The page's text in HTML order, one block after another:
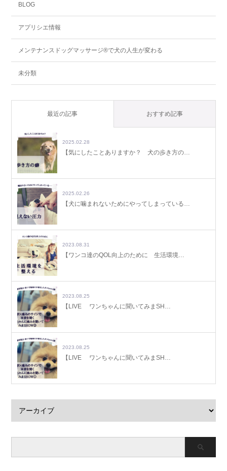
BLOG
アプリシエ情報
メンテナンスドッグマッサージ®で犬の人生が変わる
未分類
最近の記事 おすすめ記事
2025.02.28
【気にしたことありますか？ 犬の歩き方の…
2025.02.26
【犬に噛まれないためにやってしまっている…
2023.08.31
【ワンコ達のQOL向上のために 生活環境…
2023.08.25
【LIVE ワンちゃんに聞いてみまSH…
2023.08.25
【LIVE ワンちゃんに聞いてみまSH…